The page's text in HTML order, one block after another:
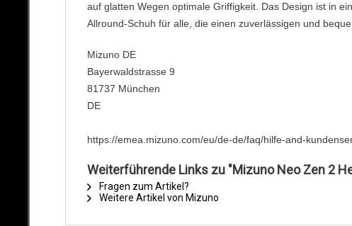
auf glatten Wegen optimale Griffigkeit. Das Design ist in
Allround-Schuh für alle, die einen zuverlässigen und
Mizuno DE
Bayerwaldstrasse 9
81737 München
DE
https://emea.mizuno.com/eu/de-de/faq/hilfe-and-
Weiterführende Links zu "Mizuno Neo Zen 2
Fragen zum Artikel?
Weitere Artikel von Mizuno